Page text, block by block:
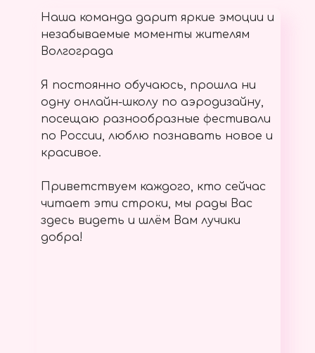
Наша команда дарит яркие эмоции и
незабываемые моменты жителям
Волгограда
Я постоянно обучаюсь, прошла ни
одну онлайн-школу по аэродизайну,
посещаю разнообразные фестивали
по России, люблю познавать новое и
красивое.
Приветствуем каждого, кто сейчас
читает эти строки, мы рады Вас
здесь видеть и шлём Вам лучики
добра!